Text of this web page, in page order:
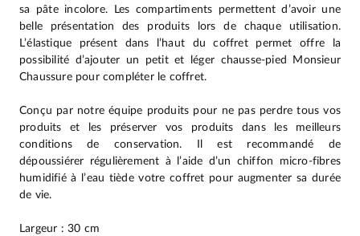
sa pâte incolore. Les compartiments permettent d’avoir une
belle présentation des produits lors de chaque utilisation.
L’élastique présent dans l’haut du coffret permet offre la
possibilité d’ajouter un petit et léger chausse-pied Monsieur
Chaussure pour compléter le coffret.
Conçu par notre équipe produits pour ne pas perdre tous vos
produits et les préserver vos produits dans les meilleurs
conditions de conservation. Il est recommandé de
dépoussiérer régulièrement à l’aide d’un chiffon micro-fibres
humidifié à l’eau tiède votre coffret pour augmenter sa durée
de vie.
Largeur : 30 cm